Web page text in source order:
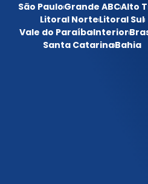
São PauloGrande ABCAlto
Litoral NorteLitoral Sul
Vale do ParaíbaInterior
Santa CatarinaBahia